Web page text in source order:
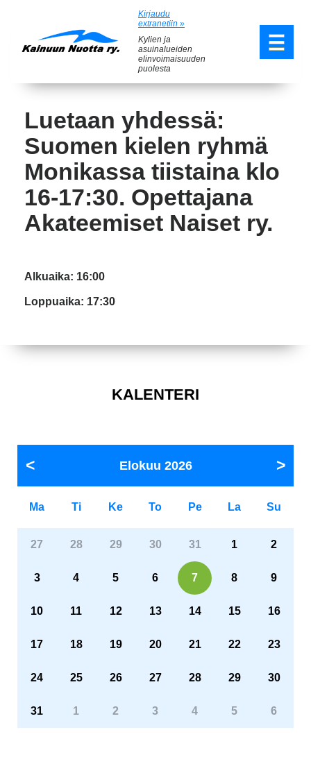
Kirjaudu
extranetiin »
Kylien ja
asuinalueiden
elinvoimaisuuden
puolesta
Luetaan yhdessä:
Suomen kielen ryhmä
Monikassa tiistaina klo
16-17:30. Opettajana
Akateemiset Naiset ry.
Alkuaika: 16:00
Loppuaika: 17:30
KALENTERI
Elokuu 2026
Ma Ti Ke To Pe La Su
27 28 29 30 31 1 2
3 4 5 6 7 8 9
10 11 12 13 14 15 16
17 18 19 20 21 22 23
24 25 26 27 28 29 30
31 1 2 3 4 5 6